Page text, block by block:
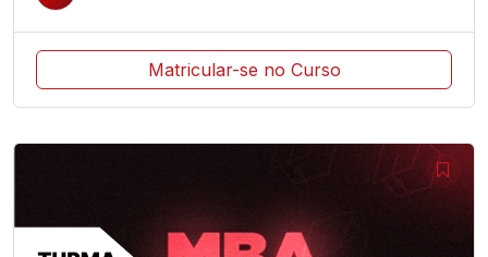
Matricular-se no Curso